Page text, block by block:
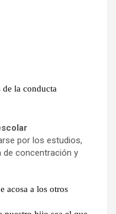
de la conducta
por los estudios,
concentración y
acosa a los otros